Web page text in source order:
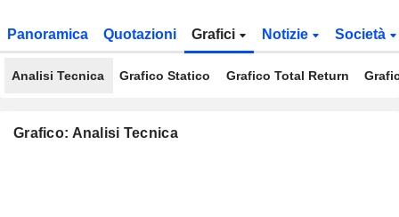
Panoramica Quotazioni Grafici Notizie Società
Analisi Tecnica Grafico Statico Grafico Total Return
Grafico: Analisi Tecnica